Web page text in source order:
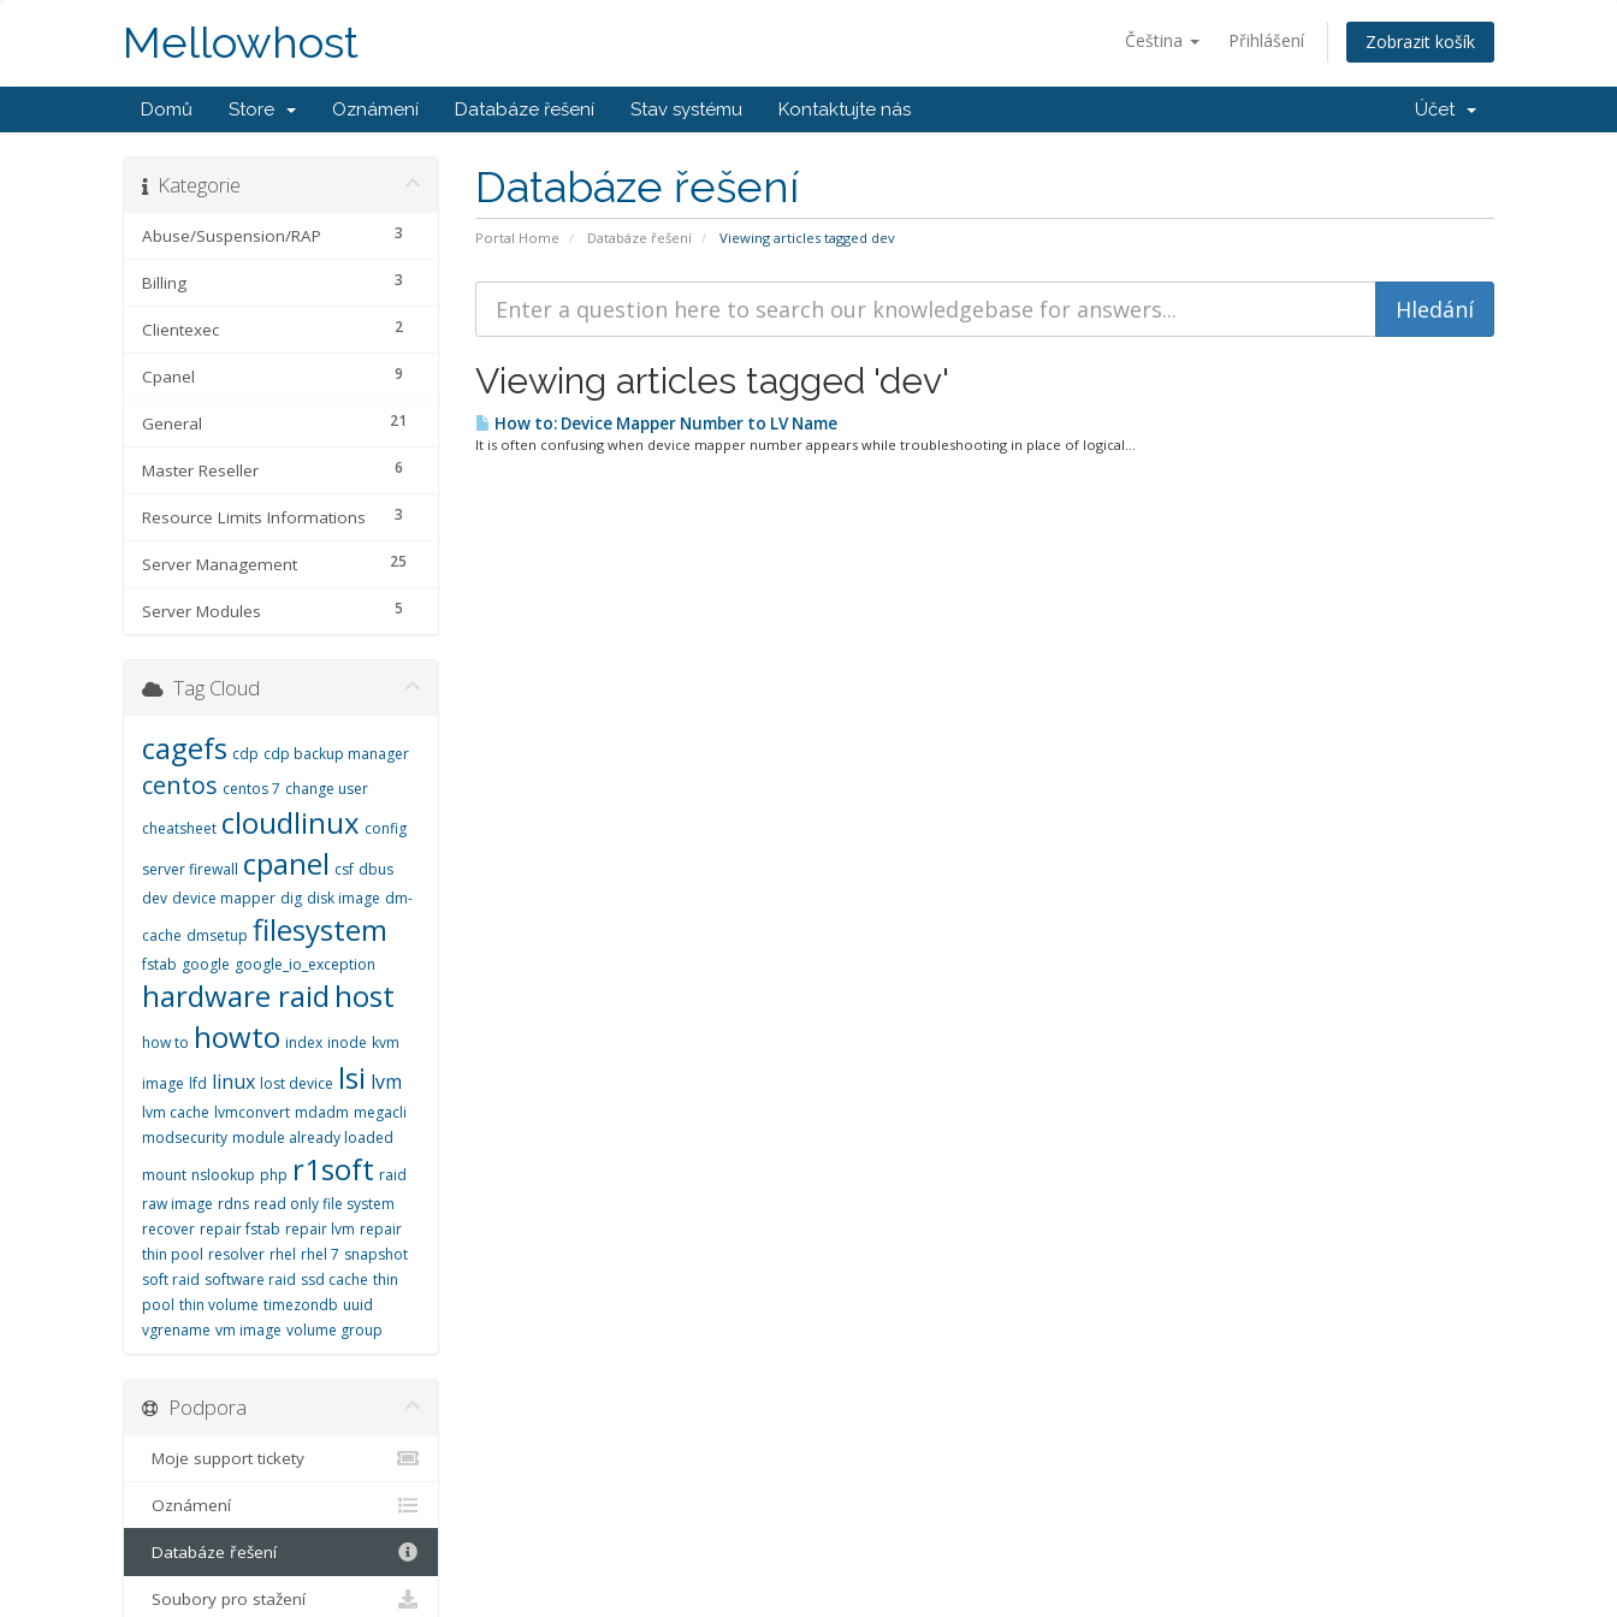
Čeština Přihlášení Zobrazit košík
Mellowhost
Domů Store Oznámení Databáze řešení Stav systému Kontaktujte nás Účet
Databáze řešení
Portal Home Databáze řešení Viewing articles tagged dev
Kategorie
3
Abuse/Suspension/RAP
3
Billing
2
Clientexec
9
Cpanel
21
General
6
Master Reseller
3
Resource Limits Informations
25
Server Management
5
Server Modules
Viewing articles tagged 'dev'
How to: Device Mapper Number to LV Name
It is often confusing when device mapper number appears while troubleshooting in place of logical...
Tag Cloud
cagefs cdp cdp backup manager
centos centos 7 change user
cheatsheet cloudlinux config
server firewall cpanel csf dbus
dev device mapper dig disk image dm-
cache dmsetup filesystem
fstab google google_io_exception
hardware raid host
how to howto index inode kvm
image lfd linux lost device lsi lvm
lvm cache lvmconvert mdadm megacli
modsecurity module already loaded
mount nslookup php r1soft raid
raw image rdns read only file system
recover repair fstab repair lvm repair
thin pool resolver rhel rhel 7 snapshot
soft raid software raid ssd cache thin
pool thin volume timezondb uuid
vgrename vm image volume group
Podpora
Moje support tickety
Oznámení
Databáze řešení
Soubory pro stažení